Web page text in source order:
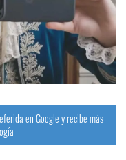
en Google y recibe más